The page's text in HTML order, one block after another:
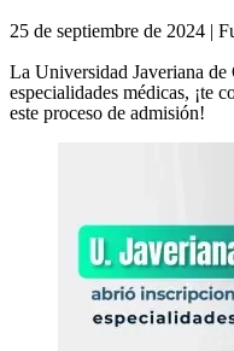
25 de septiembre de 2024 |
La Universidad Javeriana
especialidades médicas, ¡te
este proceso de admisión!